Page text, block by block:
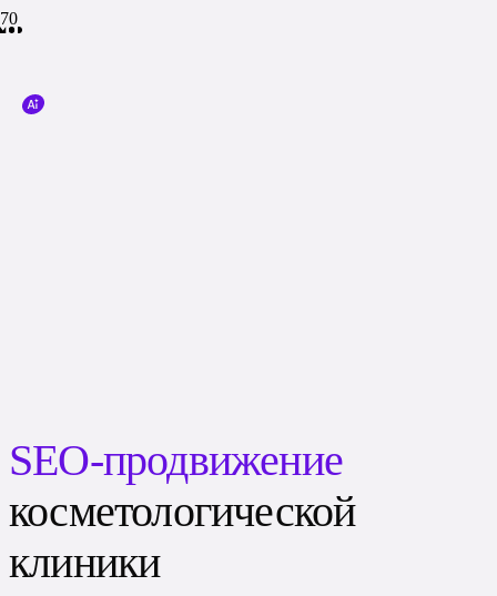
SEO-продвижение
косметологической
клиники